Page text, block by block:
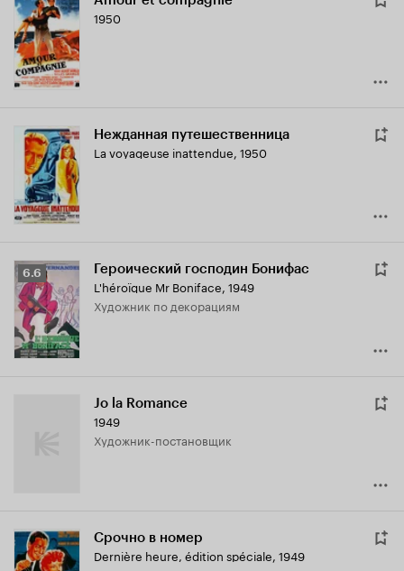
1950
Нежданная путешественница
La voyageuse inattendue, 1950
Рейтинг
Кинопоиска
6.6
6.6 Героический господин Бонифас
L'héroïque Mr Boniface, 1949
Художник по декорациям
Jo la Romance
1949
Художник-постановщик
Срочно в номер
Dernière heure, édition spéciale, 1949